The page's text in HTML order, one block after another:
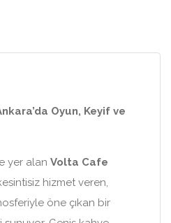
Oyun, Keyif ve
yer alan Volta Cafe
hizmet veren,
öne çıkan bir